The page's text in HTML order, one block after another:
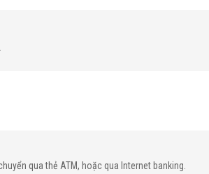
qua thẻ ATM, hoặc qua Internet banking.